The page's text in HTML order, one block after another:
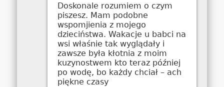
Doskonale rozumiem o czym
piszesz. Mam podobne
wspomjienia z mojego
dzieciństwa. Wakacje u babci na
wsi właśnie tak wyglądały i
zawsze była kłotnia z moim
kuzynostwem kto teraz później
po wodę, bo każdy chciał – ach
piękne czasy